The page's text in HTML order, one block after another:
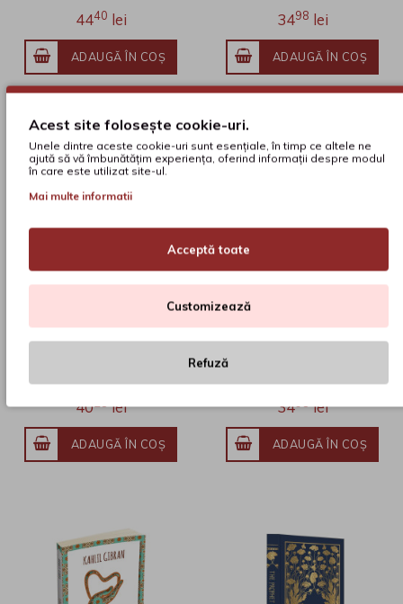
4440 lei
ADAUGĂ ÎN COŞ
3498 lei
ADAUGĂ ÎN COŞ
mentală. De la
persuasiune și
practică
40 lei
ADAUGĂ ÎN COŞ
Calea mea spre
fericire. Te invit să
descoperi și să
34 lei
ADAUGĂ ÎN COŞ
Acest site folosește cookie-uri.
Unele dintre aceste cookie-uri sunt esențiale, în timp ce altele ne
ajută să vă îmbunătățim experiența, oferind informații despre modul
în care este utilizat site-ul.
Mai multe informatii
Acceptă toate
Customizează
Refuză